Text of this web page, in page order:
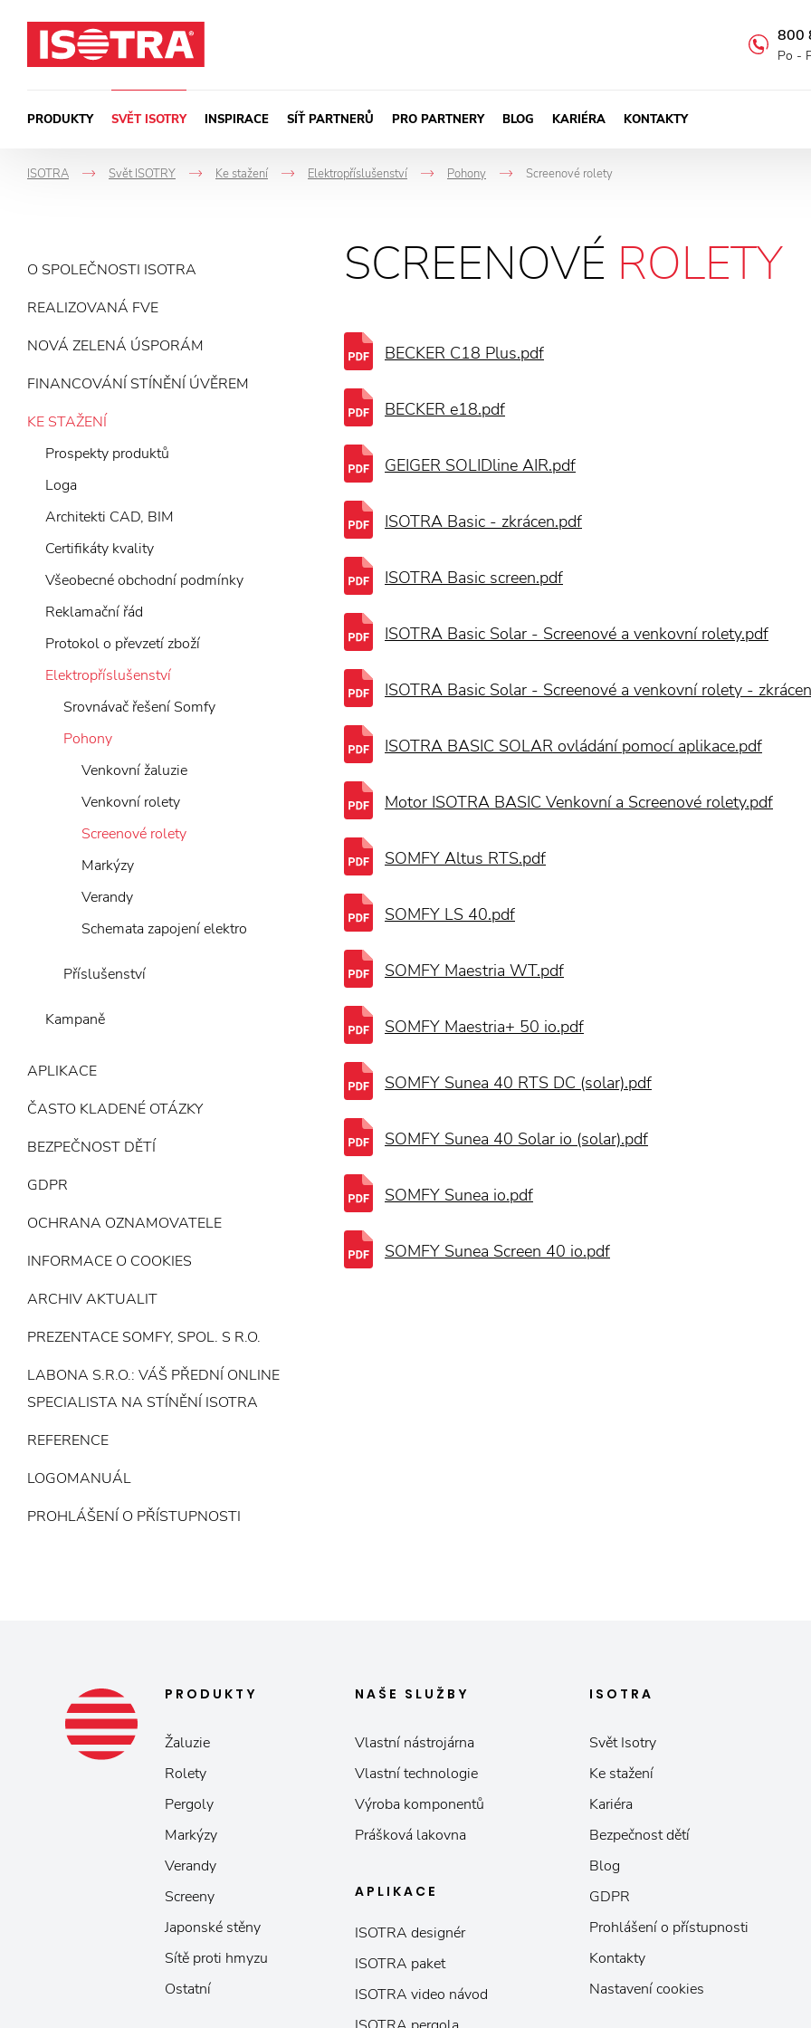
800
Po -
PRODUKTY SVĚT ISOTRY INSPIRACE SÍŤ PARTNERŮ PRO PARTNERY BLOG KARIÉRA KONTAKTY
ISOTRA
->
Svět ISOTRY
->
Ke stažení
->
Elektropříslušenství
->
Pohony Screenové rolety
O SPOLEČNOSTI ISOTRA
REALIZOVANÁ FVE
NOVÁ ZELENÁ ÚSPORÁM
FINANCOVÁNÍ STÍNĚNÍ ÚVĚREM
KE STAŽENÍ
Prospekty produktů
Loga
Architekti CAD, BIM
Certifikáty kvality
Všeobecné obchodní podmínky
Reklamační řád
Protokol o převzetí zboží
Elektropříslušenství
Srovnávač řešení Somfy
Pohony
Venkovní žaluzie
Venkovní rolety
Screenové rolety
Markýzy
Verandy
Schemata zapojení elektro
Příslušenství
Kampaně
APLIKACE
ČASTO KLADENÉ OTÁZKY
BEZPEČNOST DĚTÍ
GDPR
OCHRANA OZNAMOVATELE
INFORMACE O COOKIES
ARCHIV AKTUALIT
PREZENTACE SOMFY, SPOL. S R.O.
LABONA S.R.O.: VÁŠ PŘEDNÍ ONLINE
SPECIALISTA NA STÍNĚNÍ ISOTRA
REFERENCE
LOGOMANUÁL
PROHLÁŠENÍ O PŘÍSTUPNOSTI
SCREENOVÉ ROLETY
BECKER C18 Plus.pdf
BECKER e18.pdf
GEIGER SOLIDline AIR.pdf
ISOTRA Basic - zkrácen.pdf
ISOTRA Basic screen.pdf
ISOTRA Basic Solar - Screenové a venkovní rolety.pdf
ISOTRA Basic Solar - Screenové a venkovní rolety -
ISOTRA BASIC SOLAR ovládání pomocí aplikace.pdf
Motor ISOTRA BASIC Venkovní a Screenové rolety.pdf
SOMFY Altus RTS.pdf
SOMFY LS 40.pdf
SOMFY Maestria WT.pdf
SOMFY Maestria+ 50 io.pdf
SOMFY Sunea 40 RTS DC (solar).pdf
SOMFY Sunea 40 Solar io (solar).pdf
SOMFY Sunea io.pdf
SOMFY Sunea Screen 40 io.pdf
PRODUKTY
Žaluzie
Rolety
Pergoly
Markýzy
Verandy
Screeny
Japonské stěny
Sítě proti hmyzu
Ostatní
NAŠE SLUŽBY
Vlastní nástrojárna
Vlastní technologie
Výroba komponentů
Prášková lakovna
APLIKACE
ISOTRA designér
ISOTRA paket
ISOTRA video návod
ISOTRA
Svět Isotry
Ke stažení
Kariéra
Bezpečnost dětí
Blog
GDPR
Prohlášení o přístupnosti
Kontakty
Nastavení cookies